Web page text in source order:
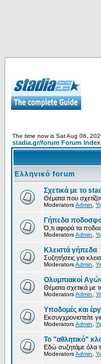
The time now is Sat Aug 08,
stadia.gr/forum Forum Index
Ελληνικό forum
Σχετικά με το
Θέματα που
ModeratorsAdmin
Γήπεδα
Ό,τι αφορά τα
ModeratorsAdmin
Κλειστά γήπεδα
Συζητήσεις για
ModeratorsAdmin
Ολυμπιακοί
Θέματα σχετικά με
ModeratorsAdmin
Υποδομές και
Εκσυγχρονιστείτε
ModeratorsAdmin
Το "αθλητικό"
Εδώ συζητάμε όλα
ModeratorsAdmin